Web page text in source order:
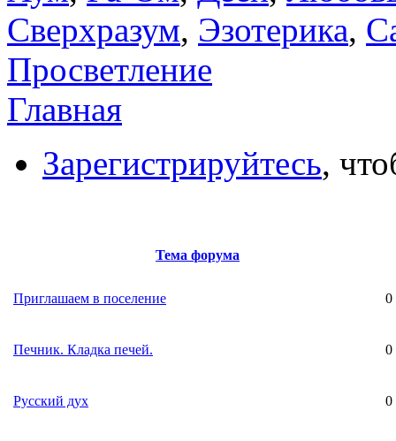
Сверхразум, Эзотерика,
Просветление
Главная
Зарегистрируйтесь,
Тема форума
Приглашаем в поселение 0
Печник. Кладка печей. 0
Русский дух 0